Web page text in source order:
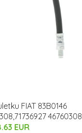
FIAT 83B0146
46760308
EUR